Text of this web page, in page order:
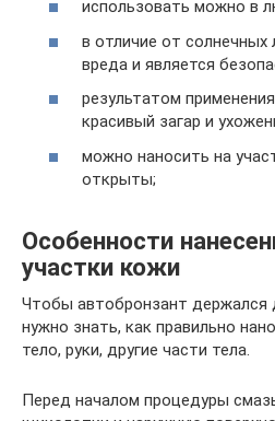
использовать можно в
в отличие от солнечных
вреда и является
результатом
красивый загар и
можно наносить на
открыты;
Особенности
участки кожи
Чтобы автобронзант держался
нужно знать, как правильно
тело, руки, другие части тела.
Перед началом процедуры